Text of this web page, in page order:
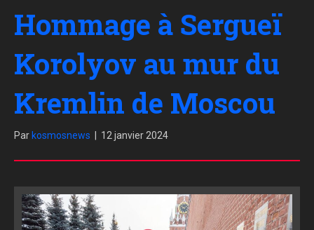
Hommage à Sergueï
Korolyov au mur du
Kremlin de Moscou
Par kosmosnews 12 janvier 2024